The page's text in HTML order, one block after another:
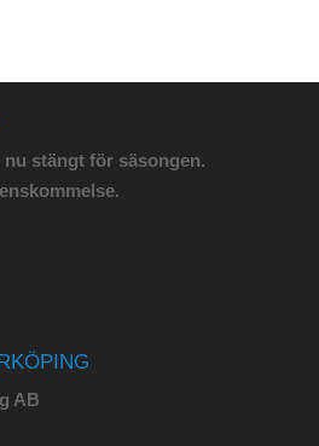
stängt för säsongen.
AB